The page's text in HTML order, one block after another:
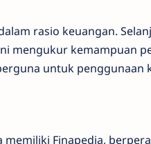
rasio keuangan.
mengukur kemampuan
untuk penggunaan
Finapedia,